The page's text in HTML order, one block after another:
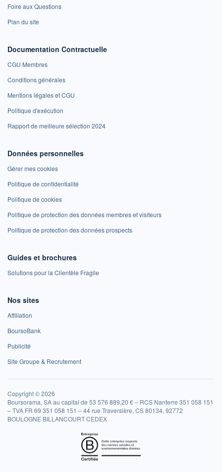
Foire aux Questions
Plan du site
Documentation Contractuelle
CGU Membres
Conditions générales
Mentions légales et CGU
Politique d'exécution
Rapport de meilleure sélection 2024
Données personnelles
Gérer mes cookies
Politique de confidentialité
Politique de cookies
Politique de protection des données membres et visiteurs
Politique de protection des données prospects
Guides et brochures
Solutions pour la Clientèle Fragile
Nos sites
Affiliation
BoursoBank
Publicité
Site Groupe & Recrutement
Copyright © 2026
Boursorama, SA au capital de 53 576 889,20 € – RCS Nanterre 351 058 151
– TVA FR 69 351 058 151 – 44 rue Traversière, CS 80134, 92772
BOULOGNE BILLANCOURT CEDEX